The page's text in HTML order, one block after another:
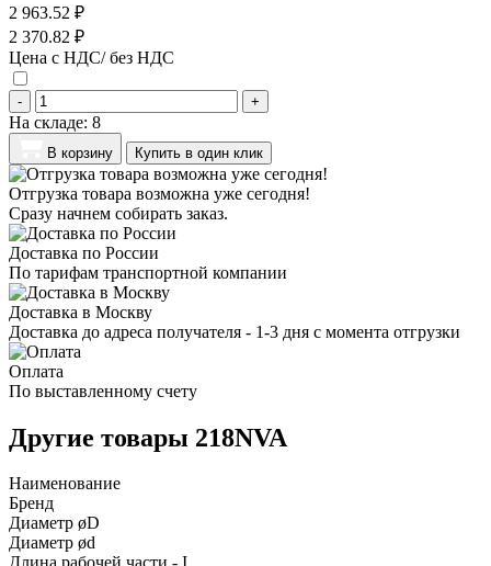
2 963.52 ₽
2 370.82 ₽
Цена с НДС/ без НДС
- +
На складе: 8
В корзину Купить в один клик
Отгрузка товара возможна уже сегодня!
Сразу начнем собирать заказ.
Доставка по России
По тарифам транспортной компании
Доставка в Москву
Доставка до адреса получателя - 1-3 дня с момента отгрузки
Оплата
По выставленному счету
Другие товары 218NVA
Наименование
Бренд
Диаметр øD
Диаметр ød